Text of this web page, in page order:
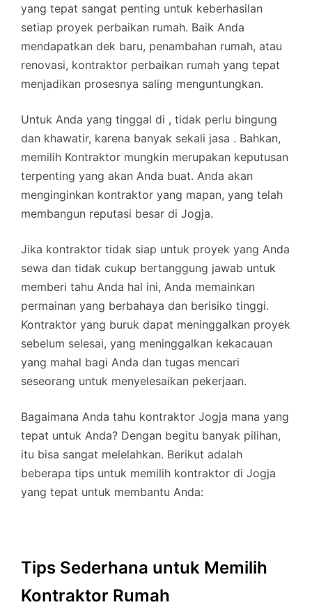
yang tepat sangat penting untuk keberhasilan
setiap proyek perbaikan rumah. Baik Anda
mendapatkan dek baru, penambahan rumah, atau
renovasi, kontraktor perbaikan rumah yang tepat
menjadikan prosesnya saling menguntungkan.
Untuk Anda yang tinggal di , tidak perlu bingung
dan khawatir, karena banyak sekali jasa . Bahkan,
memilih Kontraktor mungkin merupakan keputusan
terpenting yang akan Anda buat. Anda akan
menginginkan kontraktor yang mapan, yang telah
membangun reputasi besar di Jogja.
Jika kontraktor tidak siap untuk proyek yang Anda
sewa dan tidak cukup bertanggung jawab untuk
memberi tahu Anda hal ini, Anda memainkan
permainan yang berbahaya dan berisiko tinggi.
Kontraktor yang buruk dapat meninggalkan proyek
sebelum selesai, yang meninggalkan kekacauan
yang mahal bagi Anda dan tugas mencari
seseorang untuk menyelesaikan pekerjaan.
Bagaimana Anda tahu kontraktor Jogja mana yang
tepat untuk Anda? Dengan begitu banyak pilihan,
itu bisa sangat melelahkan. Berikut adalah
beberapa tips untuk memilih kontraktor di Jogja
yang tepat untuk membantu Anda:
Tips Sederhana untuk Memilih
Kontraktor Rumah